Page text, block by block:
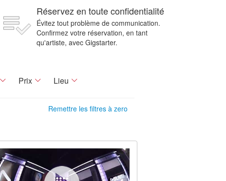
Réservez en toute confidentialité
Évitez tout problème de communication.
Confirmez votre réservation, en tant
qu'artiste, avec Gigstarter.
Prix Lieu
Remettre les filtres à zero